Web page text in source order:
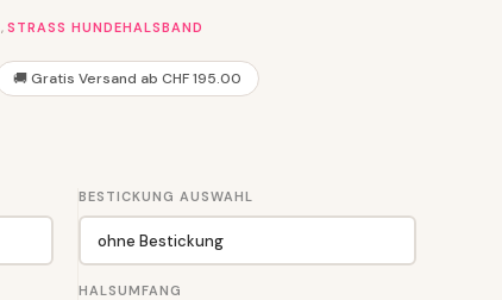
, STRASS HUNDEHALSBAND
🚚 Gratis Versand ab CHF 195.00
BESTICKUNG AUSWAHL
HALSUMFANG